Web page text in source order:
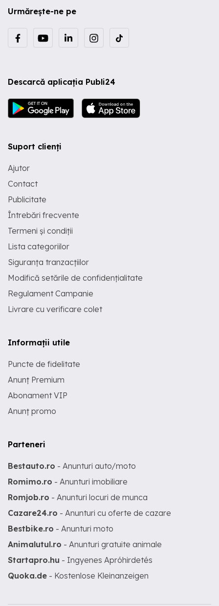
Urmărește-ne pe
Descarcă aplicația Publi24
Suport clienți
Ajutor
Contact
Publicitate
Întrebări frecvente
Termeni și condiții
Lista categoriilor
Siguranța tranzacțiilor
Modifică setările de confidențialitate
Regulament Campanie
Livrare cu verificare colet
Informații utile
Puncte de fidelitate
Anunț Premium
Abonament VIP
Anunț promo
Parteneri
Bestauto.ro - Anunturi auto/moto
Romimo.ro - Anunturi imobiliare
Romjob.ro - Anunturi locuri de munca
Cazare24.ro - Anunturi cu oferte de cazare
Bestbike.ro - Anunturi moto
Animalutul.ro - Anunturi gratuite animale
Startapro.hu - Ingyenes Apróhirdetés
Quoka.de - Kostenlose Kleinanzeigen